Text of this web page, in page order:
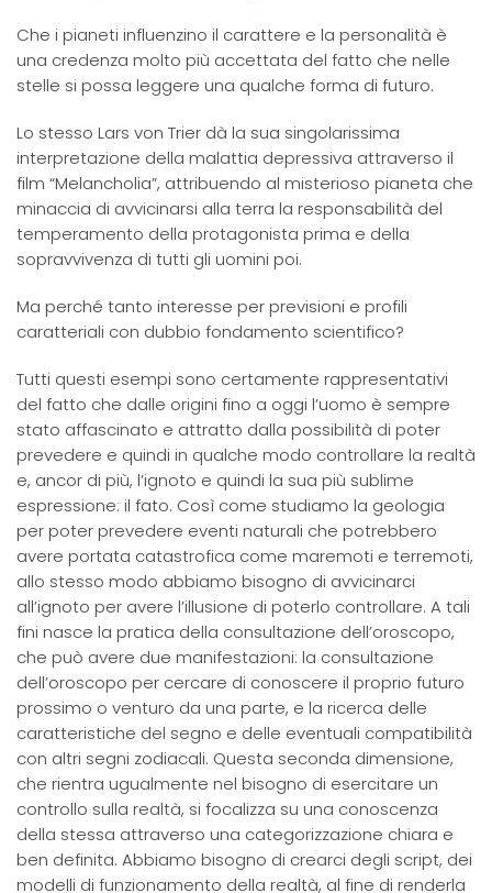
Che i pianeti influenzino il carattere e la personalità è
una credenza molto più accettata del fatto che nelle
stelle si possa leggere una qualche forma di futuro.
Lo stesso Lars von Trier dà la sua singolarissima
interpretazione della malattia depressiva attraverso il
film “Melancholia”, attribuendo al misterioso pianeta che
minaccia di avvicinarsi alla terra la responsabilità del
temperamento della protagonista prima e della
sopravvivenza di tutti gli uomini poi.
Ma perché tanto interesse per previsioni e profili
caratteriali con dubbio fondamento scientifico?
Tutti questi esempi sono certamente rappresentativi
del fatto che dalle origini fino a oggi l’uomo è sempre
stato affascinato e attratto dalla possibilità di poter
prevedere e quindi in qualche modo controllare la realtà
e, ancor di più, l’ignoto e quindi la sua più sublime
espressione: il fato. Così come studiamo la geologia
per poter prevedere eventi naturali che potrebbero
avere portata catastrofica come maremoti e terremoti,
allo stesso modo abbiamo bisogno di avvicinarci
all’ignoto per avere l’illusione di poterlo controllare. A tali
fini nasce la pratica della consultazione dell’oroscopo,
che può avere due manifestazioni: la consultazione
dell’oroscopo per cercare di conoscere il proprio futuro
prossimo o venturo da una parte, e la ricerca delle
caratteristiche del segno e delle eventuali compatibilità
con altri segni zodiacali. Questa seconda dimensione,
che rientra ugualmente nel bisogno di esercitare un
controllo sulla realtà, si focalizza su una conoscenza
della stessa attraverso una categorizzazione chiara e
ben definita. Abbiamo bisogno di crearci degli script, dei
modelli di funzionamento della realtà, al fine di renderla